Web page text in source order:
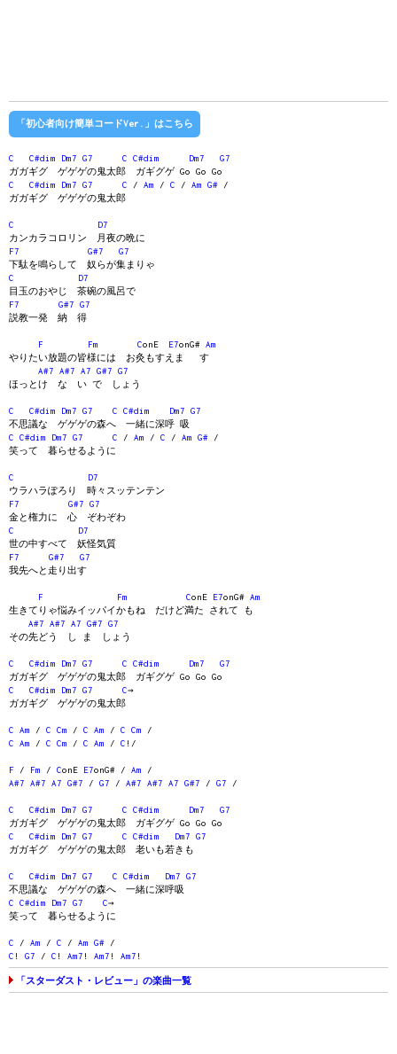
「初心者向け簡単コードVer.」はこちら
C C#dim Dm7 G7 C C#dim Dm7
G7
ガガギグ ゲゲゲの鬼太郎 ガギグゲ Go Go Go
C
C#dim Dm7 G7 C / Am / C / Am G# /
ガガギグ ゲゲゲの鬼太郎
C
D7
カンカラコロリン 月夜の晩に
F7
G#7
G7
下駄を鳴らして 奴らが集まりゃ
C
D7
目玉のおやじ 茶碗の風呂で
F7
G#7
G7
説教一発 納 得
F Fm ConE E7onG# Am
やりたい放題の皆様には お灸もすえま す
A#7
A#7 A7 G#7
G7
ほっとけ な い で しょう
C C#dim Dm7 G7 C C#dim Dm7
G7
不思議な ゲゲゲの森へ 一緒に深呼 吸
C
C#dim Dm7 G7 C / Am / C / Am G# /
笑って 暮らせるように
C
D7
ウラハラぽろり 時々スッテンテン
F7
G#7
G7
金と権力に 心 ぞわぞわ
C
D7
世の中すべて 妖怪気質
F7
G#7
G7
我先へと走り出す
F Fm ConE E7onG# Am
生きてりゃ悩みイッパイかもね だけど満た されて も
A#7
A#7 A7 G#7
G7
その先どう し ま しょう
C C#dim Dm7 G7 C C#dim Dm7
G7
ガガギグ ゲゲゲの鬼太郎 ガギグゲ Go Go Go
C
C#dim Dm7 G7 C→
ガガギグ ゲゲゲの鬼太郎
C Am / C Cm / C Am / C Cm /
C
Am / C Cm / C Am / C !/
F / Fm / ConE E7onG# / Am /
A#7
A#7 A7 G#7 / G7 / A#7 A#7 A7 G#7 / G7 /
C C#dim Dm7 G7 C C#dim Dm7
G7
ガガギグ ゲゲゲの鬼太郎 ガギグゲ Go Go Go
C
C#dim Dm7 G7 C C#dim Dm7
G7
ガガギグ ゲゲゲの鬼太郎 老いも若きも
C C#dim Dm7 G7 C C#dim Dm7
G7
不思議な ゲゲゲの森へ 一緒に深呼吸
C
C#dim Dm7 G7 C→
笑って 暮らせるように
C / Am / C / Am G# /
C ! G7 / C ! Am7 ! Am7 ! Am7 !
「スターダスト・レビュー」の楽曲一覧